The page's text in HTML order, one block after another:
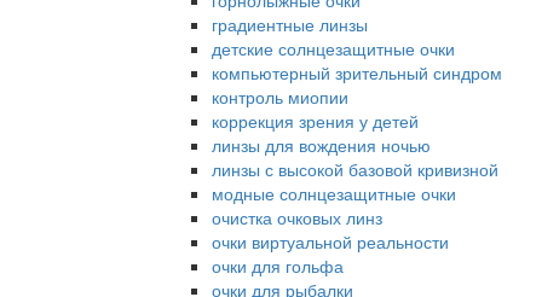
градиентные линзы
детские солнцезащитные очки
компьютерный зрительный синдром
контроль миопии
коррекция зрения у детей
линзы для вождения ночью
линзы с высокой базовой кривизной
модные солнцезащитные очки
очистка очковых линз
очки виртуальной реальности
очки для гольфа
очки для рыбалки